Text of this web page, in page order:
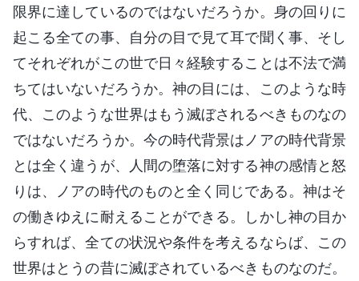
限界に達しているのではないだろうか。身の回りに
起こる全ての事、自分の目で見て耳で聞く事、そし
てそれぞれがこの世で日々経験することは不法で満
ちてはいないだろうか。神の目には、このような時
代、このような世界はもう滅ぼされるべきものなの
ではないだろうか。今の時代背景はノアの時代背景
とは全く違うが、人間の堕落に対する神の感情と怒
りは、ノアの時代のものと全く同じである。神はそ
の働きゆえに耐えることができる。しかし神の目か
らすれば、全ての状況や条件を考えるならば、この
世界はとうの昔に滅ぼされているべきものなのだ。